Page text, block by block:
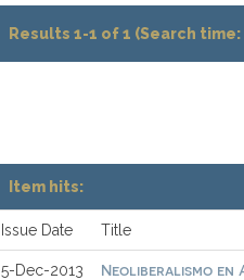
Results 1-1 of 1 (Search
Item hits:
Issue Date Title
5-Dec-2013
Neoliberalismo en